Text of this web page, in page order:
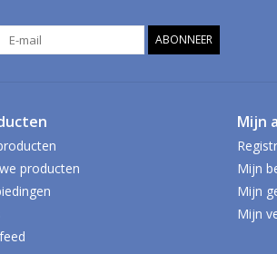
ABONNEER
producten
Mijn
Mijn
Mijn
Mijn